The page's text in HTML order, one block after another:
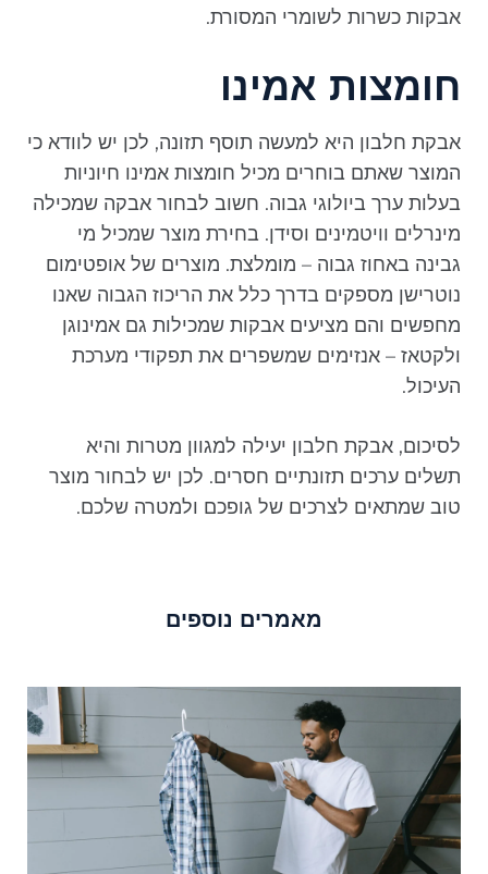
אבקות כשרות לשומרי המסורת.
חומצות אמינו
אבקת חלבון היא למעשה תוסף תזונה, לכן יש לוודא כי
המוצר שאתם בוחרים מכיל חומצות אמינו חיוניות
בעלות ערך ביולוגי גבוה. חשוב לבחור אבקה שמכילה
מינרלים וויטמינים וסידן. בחירת מוצר שמכיל מי
גבינה באחוז גבוה – מומלצת. מוצרים של אופטימום
נוטרישן מספקים בדרך כלל את הריכוז הגבוה שאנו
מחפשים והם מציעים אבקות שמכילות גם אמינוגן
ולקטאז – אנזימים שמשפרים את תפקודי מערכת
העיכול.
לסיכום, אבקת חלבון יעילה למגוון מטרות והיא
תשלים ערכים תזונתיים חסרים. לכן יש לבחור מוצר
טוב שמתאים לצרכים של גופכם ולמטרה שלכם.
מאמרים נוספים